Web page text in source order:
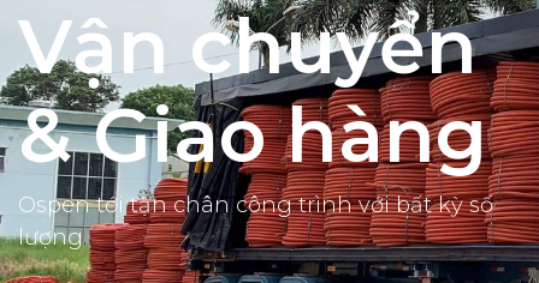
Vận chuyển
& Giao hàng
Ospen tới tận chân công trình với bất kỳ số
lượng.